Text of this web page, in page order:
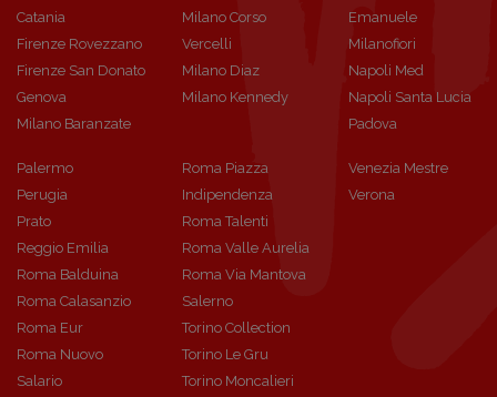
Catania
Firenze Rovezzano
Firenze San Donato
Genova
Milano Baranzate
Milano Corso
Vercelli
Milano Diaz
Milano Kennedy
Emanuele
Milanofiori
Napoli Med
Napoli Santa Lucia
Padova
Palermo
Perugia
Prato
Reggio Emilia
Roma Balduina
Roma Calasanzio
Roma Eur
Roma Nuovo
Salario
Roma Piazza
Indipendenza
Roma Talenti
Roma Valle Aurelia
Roma Via Mantova
Salerno
Torino Collection
Torino Le Gru
Torino Moncalieri
Venezia Mestre
Verona